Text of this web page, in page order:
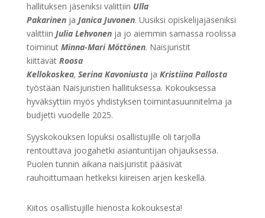
hallituksen jäseniksi valittiin Ulla
Pakarinenja Janica Juvonen. Uusiksi opiskelijajäseniksi
valittiin Julia Lehvonenja jo aiemmin samassa roolissa
toiminut Minna-Mari Möttönen. Naisjuristit
kiittävät Roosa
Kellokoskea, Serina Kavoniustaja Kristiina Pallosta
työstään Naisjuristien hallituksessa. Kokouksessa
hyväksyttiin myös yhdistyksen toimintasuunnitelma ja
budjetti vuodelle 2025.
Syyskokouksen lopuksi osallistujille oli tarjolla
rentouttava joogahetki asiantuntijan ohjauksessa.
Puolen tunnin aikana naisjuristit pääsivät
rauhoittumaan hetkeksi kiireisen arjen keskellä.
Kiitos osallistujille hienosta kokouksesta!